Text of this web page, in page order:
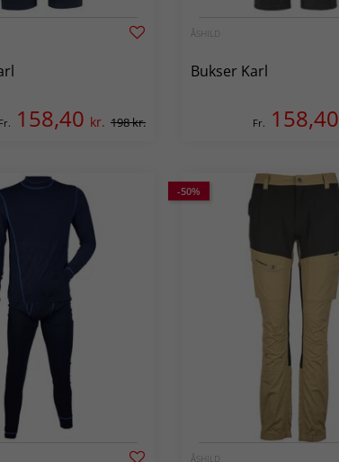
Fr. 158,40 kr. 198 kr.
ÅSHILD
Bukser Karl
Fr. 158,40
-50%
ÅSHILD